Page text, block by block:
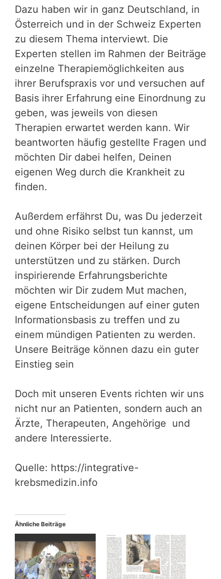
Dazu haben wir in ganz Deutschland, in
Österreich und in der Schweiz Experten
zu diesem Thema interviewt. Die
Experten stellen im Rahmen der Beiträge
einzelne Therapiemöglichkeiten aus
ihrer Berufspraxis vor und versuchen auf
Basis ihrer Erfahrung eine Einordnung zu
geben, was jeweils von diesen
Therapien erwartet werden kann. Wir
beantworten häufig gestellte Fragen und
möchten Dir dabei helfen, Deinen
eigenen Weg durch die Krankheit zu
finden.
Außerdem erfährst Du, was Du jederzeit
und ohne Risiko selbst tun kannst, um
deinen Körper bei der Heilung zu
unterstützen und zu stärken. Durch
inspirierende Erfahrungsberichte
möchten wir Dir zudem Mut machen,
eigene Entscheidungen auf einer guten
Informationsbasis zu treffen und zu
einem mündigen Patienten zu werden.
Unsere Beiträge können dazu ein guter
Einstieg sein
Doch mit unseren Events richten wir uns
nicht nur an Patienten, sondern auch an
Ärzte, Therapeuten, Angehörige und
andere Interessierte.
Quelle: https://integrative-
krebsmedizin.info
Ähnliche Beiträge